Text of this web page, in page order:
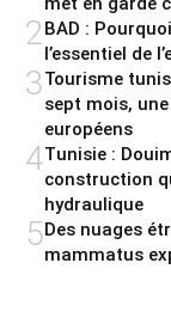
2 BAD :
l’essentiel de
3Tourisme
sept mois,
européens
4Tunisie :
construction
hydraulique
5Des nuages
mammatus